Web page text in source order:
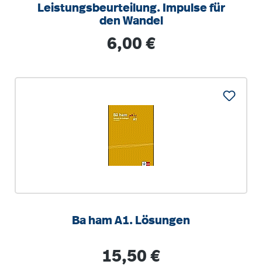
Leistungsbeurteilung. Impulse für
den Wandel
Regulärer Preis:
6,00 €
Ba ham A1. Lösungen
Regulärer Preis:
15,50 €